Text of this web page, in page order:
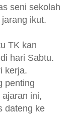
seni sekolah
ikut.
TK kan
hari Sabtu.
kerja.
penting
ini,
dateng ke